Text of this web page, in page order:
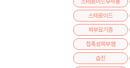
스테로이드부작용
스테로이드
피부묘기증
접촉성피부염
습진